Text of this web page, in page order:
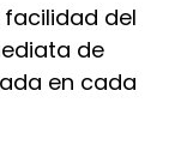
del
de
en cada